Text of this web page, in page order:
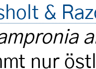
&
nur